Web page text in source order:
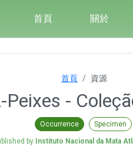
首頁 關於
首頁 資源
-
Occurrence Specimen
by Instituto Nacional da Mata